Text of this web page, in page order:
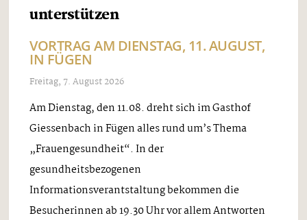
unterstützen
VORTRAG AM DIENSTAG, 11. AUGUST,
IN FÜGEN
Freitag, 7. August 2026
Am Dienstag, den 11.08. dreht sich im Gasthof
Giessenbach in Fügen alles rund um’s Thema
„Frauengesundheit“. In der
gesundheitsbezogenen
Informationsverantstaltung bekommen die
Besucherinnen ab 19.30 Uhr vor allem Antworten